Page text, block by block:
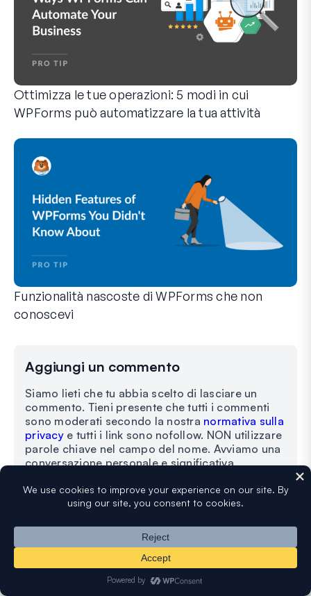
Ottimizza le tue operazioni: 5 modi in cui
WPForms può automatizzare la tua attività
Funzionalità nascoste di WPForms che non
conoscevi
Aggiungi un commento
Siamo lieti che tu abbia scelto di lasciare un
commento. Tieni presente che tutti i commenti
sono moderati secondo la nostra normativa sulla
privacye tutti i link sono nofollow. NON utilizzare
parole chiave nel campo del nome. Avviamo una
conversazione personale e significativa.
Il tuo commento